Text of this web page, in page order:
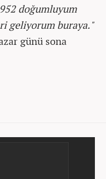
doğumluyum
geliyorum buraya."
günü sona